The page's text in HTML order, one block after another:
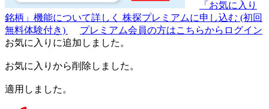
「お気に入り
銘柄」機能について詳しく 株探プレミアムに申し込む (初回
無料体験付き)
プレミアム会員の方はこちらからログイン
お気に入りに追加しました。
お気に入りから削除しました。
適用しました。